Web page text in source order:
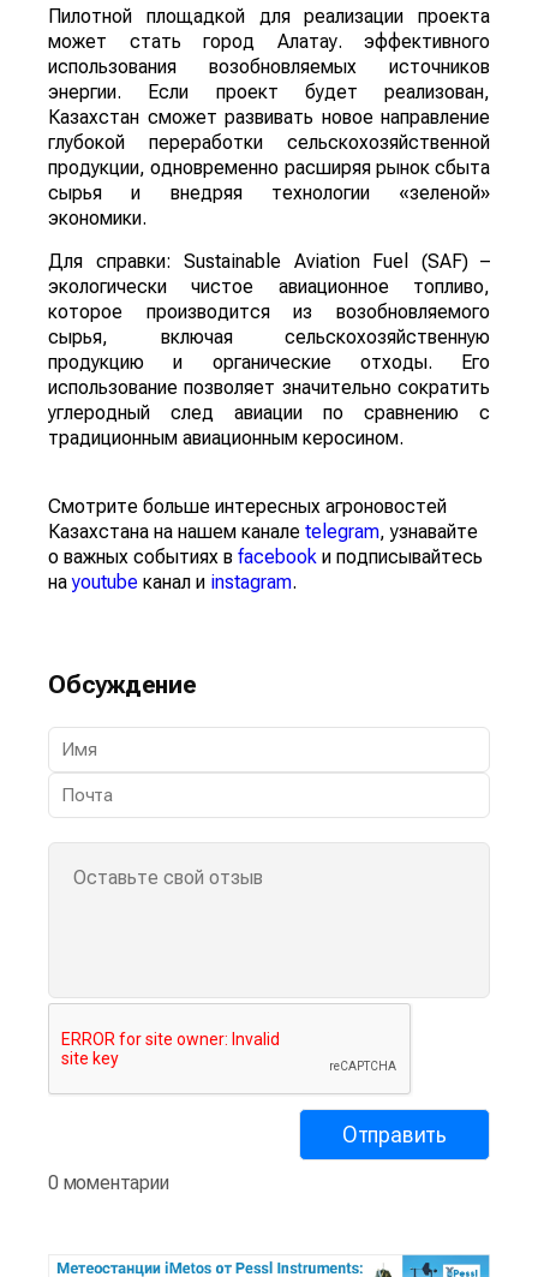
Пилотной площадкой для реализации проекта
может стать город Алатау. эффективного
использования возобновляемых источников
энергии. Если проект будет реализован,
Казахстан сможет развивать новое направление
глубокой переработки сельскохозяйственной
продукции, одновременно расширяя рынок сбыта
сырья и внедряя технологии «зеленой»
экономики.
Для справки: Sustainable Aviation Fuel (SAF) –
экологически чистое авиационное топливо,
которое производится из возобновляемого
сырья, включая сельскохозяйственную
продукцию и органические отходы. Его
использование позволяет значительно сократить
углеродный след авиации по сравнению с
традиционным авиационным керосином.
Смотрите больше интересных агроновостей
Казахстана на нашем канале telegram, узнавайте
о важных событиях в facebook и подписывайтесь
наyoutube канал и instagram.
Обсуждение
0 моментарии